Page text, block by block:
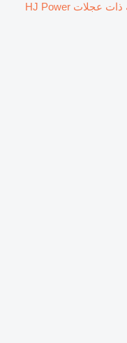
جديد جرافة ذات عجلات HJ Power